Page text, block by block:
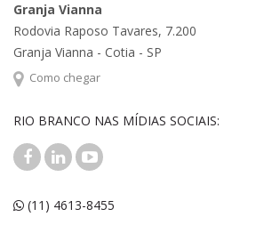
Granja Vianna
Rodovia Raposo Tavares, 7.200
Granja Vianna - Cotia - SP
Como chegar
RIO BRANCO NAS MÍDIAS SOCIAIS:
(11) 4613-8455